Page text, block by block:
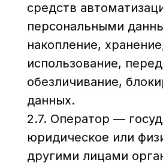
средств
персональными
накопление,
использование,
обезличивание,
данных.
2.7. Оператор —
юридическое или
другими лицами